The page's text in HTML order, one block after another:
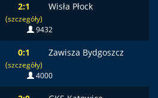
2:1
(szczegóły)
Wisła Płock
9432
0:1
(szczegóły)
Zawisza Bydgoszcz
4000